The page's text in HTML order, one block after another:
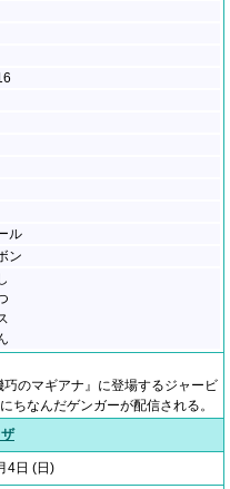
ル
ン
のマギアナ』に登場するジャービ
ちなんだゲンガーが配信される。
4日 (日)